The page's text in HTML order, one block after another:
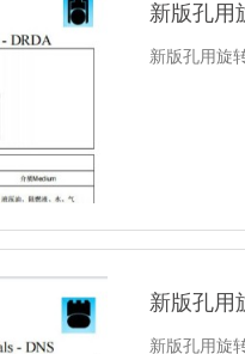
新版孔用
新版孔用旋
新版孔用
新版孔用旋